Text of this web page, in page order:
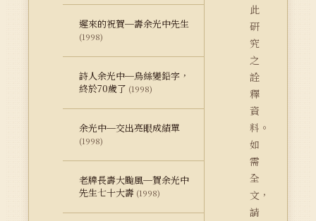
遲來的祝賀─壽余光中先生
(1998)
詩人余光中─烏絲變鉛字，
終於70歲了 (1998)
余光中─交出亮眼成績單
(1998)
老牌長壽大颱風─賀余光中
先生七十大壽 (1998)
此
研
究
之
詮
釋
資
料。
如
需
全
文，
請